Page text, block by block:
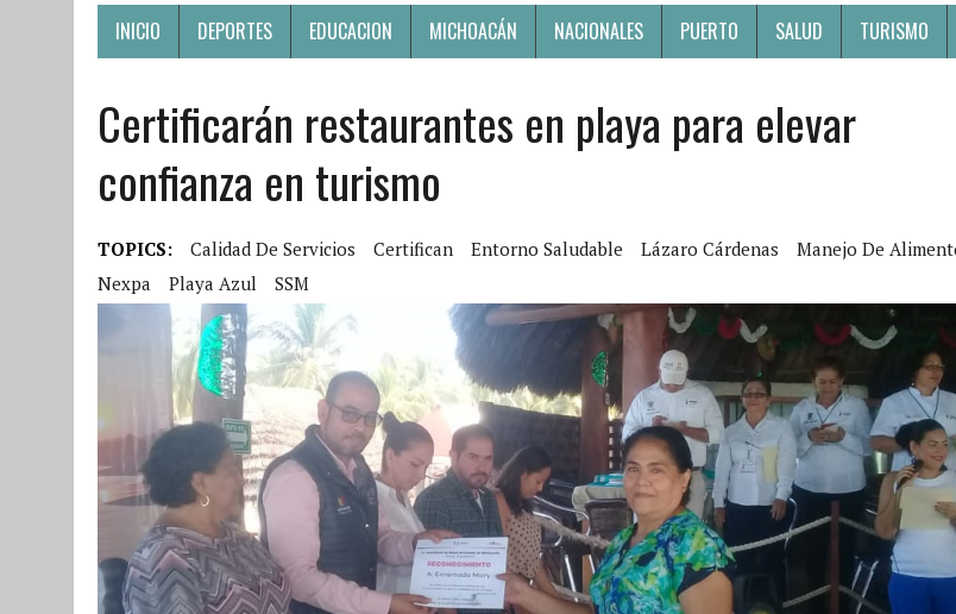
INICIO DEPORTES EDUCACION MICHOACÁN NACIONALES PUERTO SALUD TURISMO
Certificarán restaurantes en playa para elevar
confianza en turismo
TOPICS: Calidad De Servicios Certifican Entorno Saludable Lázaro Cárdenas
Manejo De
Nexpa
Playa Azul SSM